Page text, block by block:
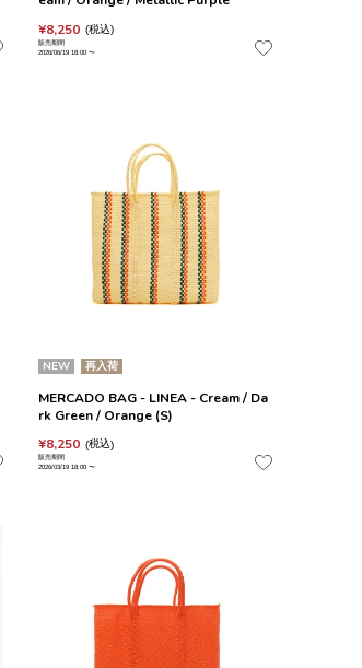
¥8,250 税込
販売期間
2026/06/19 18:00 〜
NEW 再入荷
MERCADO BAG - LINEA - Cream / Da
rk Green / Orange (S)
¥8,250 税込
販売期間
2026/03/19 18:00 〜